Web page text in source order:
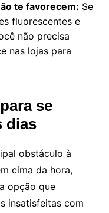
te favorecem: Se
fluorescentes e
não precisa
nas lojas para
se
dias
obstáculo à
cima da hora,
opção que
insatisfeitas com